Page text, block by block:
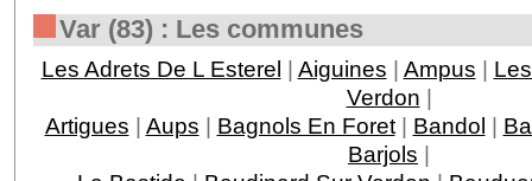
Var (83) : Les communes
Les Adrets De L Esterel | Aiguines | Ampus |
Verdon |
Artigues | Aups | Bagnols En Foret| Bandol |
Barjols |